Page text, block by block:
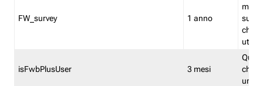
FW_survey 1 anno
utenti
isFwbPlusUser 3 mesi
che
una